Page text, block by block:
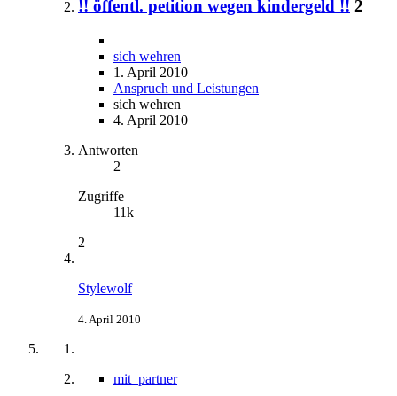
!! öffentl. petition wegen kindergeld !! 2
sich wehren
1. April 2010
Anspruch und Leistungen
sich wehren
4. April 2010
Antworten
2
Zugriffe
11k
2
Stylewolf
4. April 2010
mit_partner